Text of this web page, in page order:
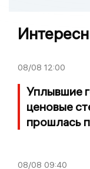
08/08 12:00
Уплывшие
ценовые
прошлась
08/08 09:40